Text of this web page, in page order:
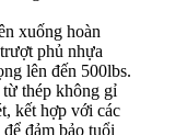
xuống hoàn
phủ nhựa
lên đến 500lbs.
từ thép không gỉ
kết hợp với các
đảm bảo tuổi